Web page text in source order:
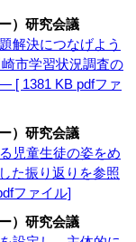
）研究会議
解決につなげよう
市学習状況調査の
[ 1381 KB pdfファ
）研究会議
児童生徒の姿をめ
た振り返りを参照
ファイル]
）研究会議